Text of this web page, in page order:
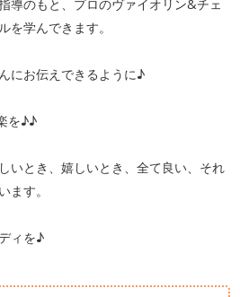
導のもと、プロのヴァイオリン&チェ
を学んできます。
にお伝えできるように♪
を♪♪
いとき、嬉しいとき、全て良い、それ
ます。
ィを♪